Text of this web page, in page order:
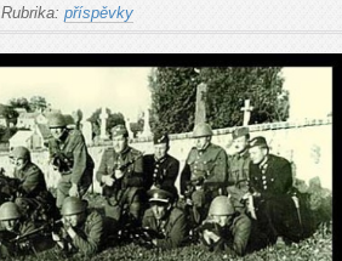
Rubrika: příspěvky